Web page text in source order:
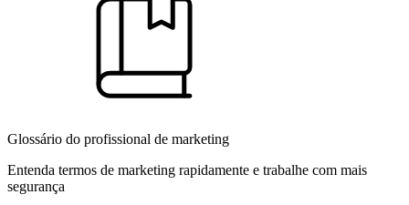
Glossário do profissional de marketing
Entenda termos de marketing rapidamente e trabalhe com mais
segurança